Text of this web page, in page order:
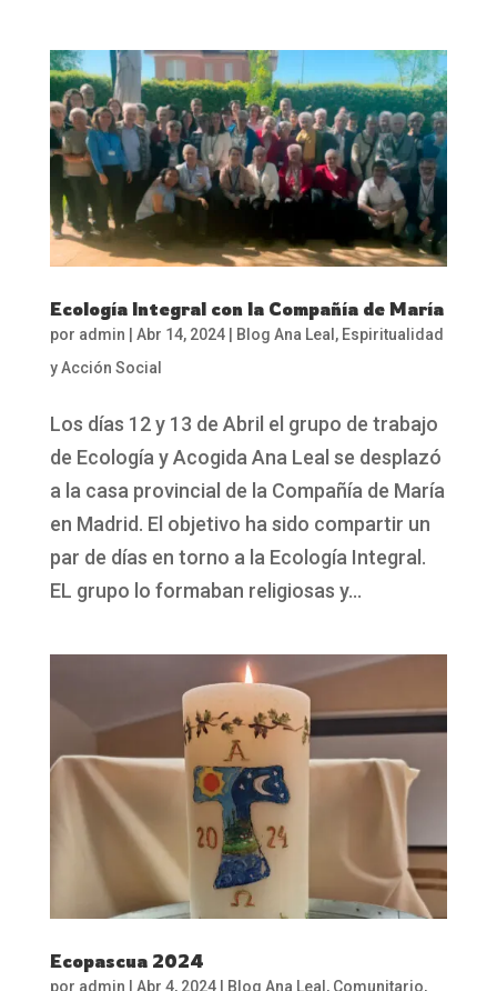
Ecología Integral con la Compañía de María
por admin | Abr 14, 2024| Blog Ana Leal, Espiritualidad
y Acción Social
Los días 12 y 13 de Abril el grupo de trabajo
de Ecología y Acogida Ana Leal se desplazó
a la casa provincial de la Compañía de María
en Madrid. El objetivo ha sido compartir un
par de días en torno a la Ecología Integral.
EL grupo lo formaban religiosas y...
Ecopascua 2024
por admin Abr 4, 2024| Blog Ana Leal , Comunitario,